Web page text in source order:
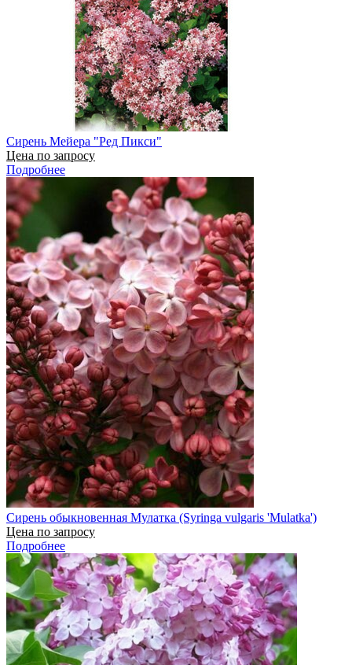
Сирень Мейера "Ред Пикси"
Цена по запросу
Подробнее
Сирень обыкновенная Мулатка (Syringa vulgaris 'Mulatka')
Цена по запросу
Подробнее